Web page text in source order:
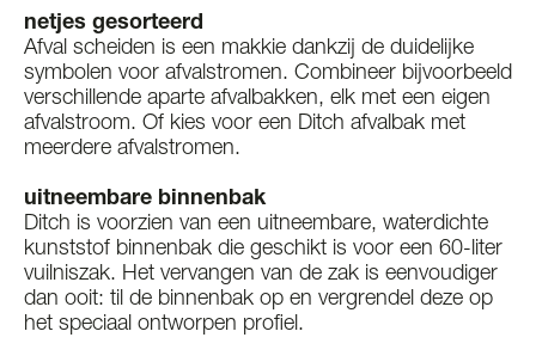
netjes gesorteerd
Afval scheiden is een makkie dankzij de duidelijke
symbolen voor afvalstromen. Combineer bijvoorbeeld
verschillende aparte afvalbakken, elk met een eigen
afvalstroom. Of kies voor een Ditch afvalbak met
meerdere afvalstromen.
uitneembare binnenbak
Ditch is voorzien van een uitneembare, waterdichte
kunststof binnenbak die geschikt is voor een 60-liter
vuilniszak. Het vervangen van de zak is eenvoudiger
dan ooit: til de binnenbak op en vergrendel deze op
het speciaal ontworpen profiel.